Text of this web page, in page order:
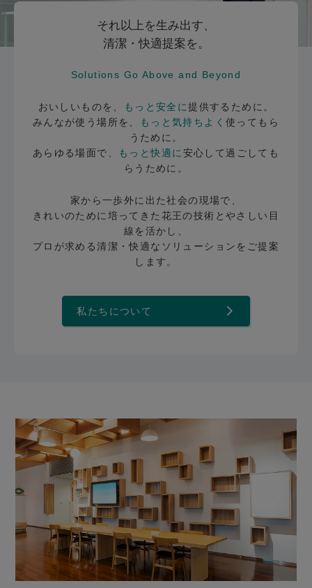
それ以上を生み出す、
清潔・快適提案を。
Solutions Go Above and Beyond
おいしいものを、 もっと安全に提供するために。
みんなが使う場所を、
もっと気持ちよく使ってもら
うために。
あらゆる場面で、
もっと快適に安心して過ごしても
らうために。
家から一歩外に出た社会の現場で、
きれいのために培ってきた花王の技術とやさしい目
線を活かし、
プロが求める清潔・快適なソリューションをご提案
します。
私たちについて